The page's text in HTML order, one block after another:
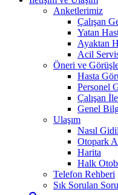
Anketlerimiz
Çalışan
Yatan
Ayaktan
Acil
Öneri ve
Hasta
Personel
Çalışan
Genel
Ulaşım
Nasıl
Otopark
Harita
Halk
Telefon Rehberi
Sık Sorulan